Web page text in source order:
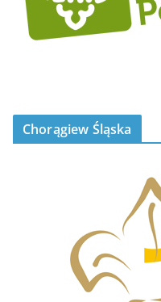
Chorągiew Śląska